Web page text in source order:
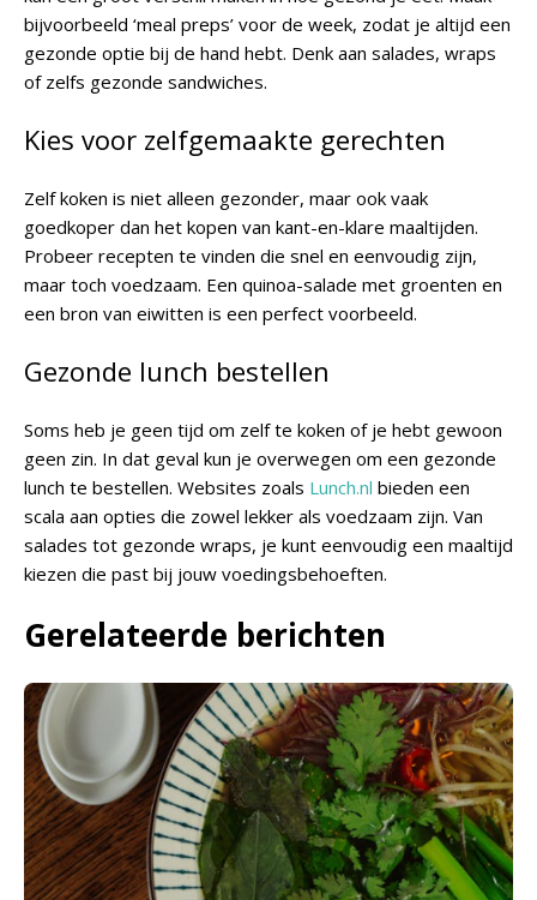
bijvoorbeeld ‘meal preps’ voor de week, zodat je altijd een
gezonde optie bij de hand hebt. Denk aan salades, wraps
of zelfs gezonde sandwiches.
Kies voor zelfgemaakte gerechten
Zelf koken is niet alleen gezonder, maar ook vaak
goedkoper dan het kopen van kant-en-klare maaltijden.
Probeer recepten te vinden die snel en eenvoudig zijn,
maar toch voedzaam. Een quinoa-salade met groenten en
een bron van eiwitten is een perfect voorbeeld.
Gezonde lunch bestellen
Soms heb je geen tijd om zelf te koken of je hebt gewoon
geen zin. In dat geval kun je overwegen om een gezonde
lunch te bestellen. Websites zoals Lunch.nl bieden een
scala aan opties die zowel lekker als voedzaam zijn. Van
salades tot gezonde wraps, je kunt eenvoudig een maaltijd
kiezen die past bij jouw voedingsbehoeften.
Gerelateerde berichten